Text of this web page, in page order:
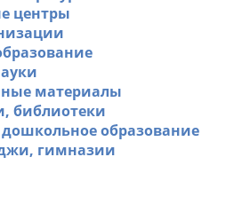
центры
материалы
библиотеки
образование
гимназии